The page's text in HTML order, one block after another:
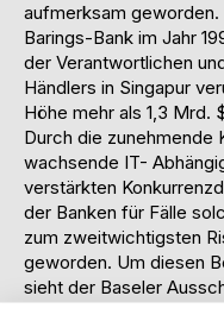
aufmerksam
Barings-Bank im Jahr
der Verantwortlichen
Händlers in Singapur
Höhe mehr als 1,3 Mrd.
Durch die zunehmende
wachsende IT-
verstärkten
der Banken für Fälle
zum zweitwichtigsten
geworden. Um diesen
sieht der Baseler